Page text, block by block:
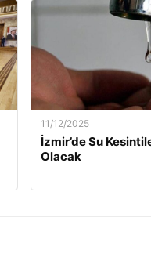
11/12/2025
İzmir’de Su
Olacak